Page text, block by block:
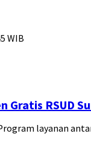
WIB
Gratis RSUD
layanan